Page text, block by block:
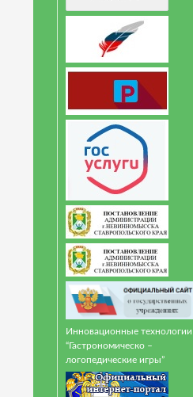
Инновационные технологии
“Гастрономическо –
логопедические игры”